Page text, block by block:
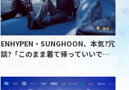
ENHYPEN・SUNGHOON、本気?冗
談?「このまま着て帰っていいです
当てて有頂天に